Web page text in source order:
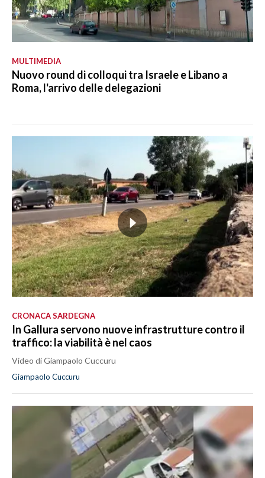
MULTIMEDIA
Nuovo round di colloqui tra Israele e Libano a
Roma, l'arrivo delle delegazioni
CRONACA SARDEGNA
In Gallura servono nuove infrastrutture contro il
traffico: la viabilità è nel caos
Video di Giampaolo Cuccuru
Giampaolo Cuccuru